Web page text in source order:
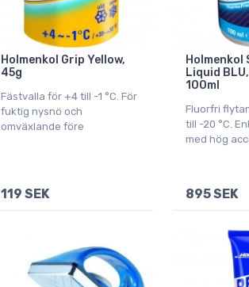
Holmenkol Grip Yellow,
45g
Fästvalla för +4 till -1 °C. För
fuktig nysnö och
omväxlande före
119 SEK
Holmenkol
Liquid
100ml
Fluorfri
till -20 °C.
med hög
895 SEK